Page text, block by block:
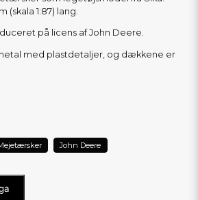
(skala 1:87) lang.
på licens af John Deere.
med plastdetaljer, og dækkene er
John Deere